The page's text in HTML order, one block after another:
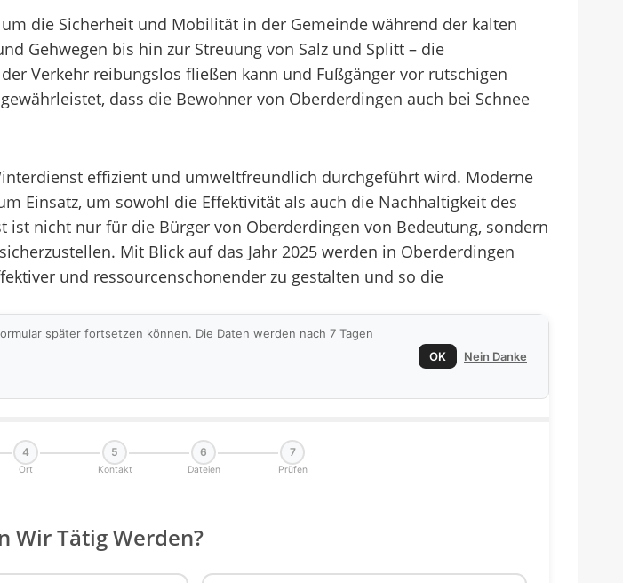
die Sicherheit und Mobilität in der Gemeinde während der kalten
Gehwegen bis hin zur Streuung von Salz und Splitt – die
Verkehr reibungslos fließen kann und Fußgänger vor rutschigen
dass die Bewohner von Oberderdingen auch bei Schnee
effizient und umweltfreundlich durchgeführt wird. Moderne
Einsatz, um sowohl die Effektivität als auch die Nachhaltigkeit des
nicht nur für die Bürger von Oberderdingen von Bedeutung, sondern
Mit Blick auf das Jahr 2025 werden in Oberderdingen
und ressourcenschonender zu gestalten und so die
später fortsetzen können. Die Daten werden nach 7 Tagen
OK Nein Danke
4
Ort
5
Kontakt
6
Dateien
7
Prüfen
Wir Tätig Werden?